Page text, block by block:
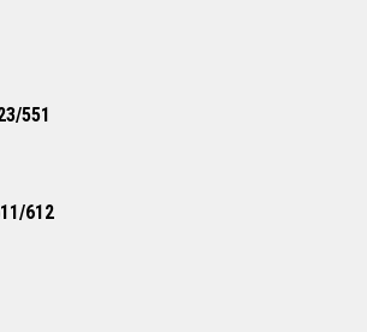
551
612